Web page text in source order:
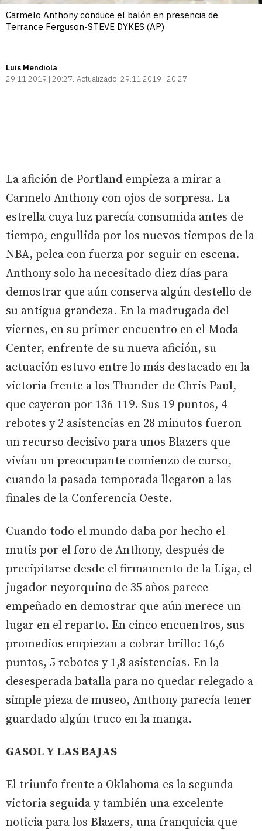
Carmelo Anthony conduce el balón en presencia de
Terrance Ferguson-STEVE DYKES (AP)
Luis Mendiola
29.11.2019 | 20:27 Actualizado: 29.11.2019 | 20:27
La afición de Portland empieza a mirar a
Carmelo Anthony con ojos de sorpresa. La
estrella cuya luz parecía consumida antes de
tiempo, engullida por los nuevos tiempos de la
NBA, pelea con fuerza por seguir en escena.
Anthony solo ha necesitado diez días para
demostrar que aún conserva algún destello de
su antigua grandeza. En la madrugada del
viernes, en su primer encuentro en el Moda
Center, enfrente de su nueva afición, su
actuación estuvo entre lo más destacado en la
victoria frente a los Thunder de Chris Paul,
que cayeron por 136-119. Sus 19 puntos, 4
rebotes y 2 asistencias en 28 minutos fueron
un recurso decisivo para unos Blazers que
vivían un preocupante comienzo de curso,
cuando la pasada temporada llegaron a las
finales de la Conferencia Oeste.
Cuando todo el mundo daba por hecho el
mutis por el foro de Anthony, después de
precipitarse desde el firmamento de la Liga, el
jugador neyorquino de 35 años parece
empeñado en demostrar que aún merece un
lugar en el reparto. En cinco encuentros, sus
promedios empiezan a cobrar brillo: 16,6
puntos, 5 rebotes y 1,8 asistencias. En la
desesperada batalla para no quedar relegado a
simple pieza de museo, Anthony parecía tener
guardado algún truco en la manga.
GASOL Y LAS BAJAS
El triunfo frente a Oklahoma es la segunda
victoria seguida y también una excelente
noticia para los Blazers, una franquicia que